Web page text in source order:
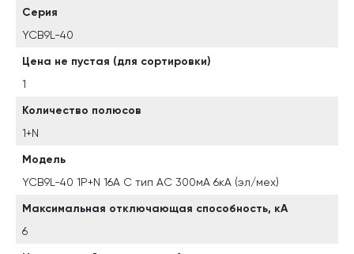
Серия
YCB9L-40
Цена не пустая (для сортировки)
1
Количество полюсов
1+N
Модель
YCB9L-40 1P+N 16A C тип AC 300мА 6кА (эл/мех)
Максимальная отключающая способность, кА
6